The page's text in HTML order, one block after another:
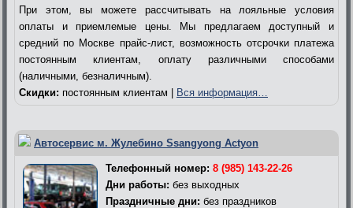
При этом, вы можете рассчитывать на лояльные условия
оплаты и приемлемые цены. Мы предлагаем доступный и
средний по Москве прайс-лист, возможность отсрочки платежа
постоянным клиентам, оплату различными способами
(наличными, безналичным).
Скидки: постоянным клиентам | Вся информация…
Автосервис м. Жулебино Ssangyong Actyon
Телефонный номер: 8 (985) 143-22-26
Дни работы: без выходных
Праздничные дни: без праздников